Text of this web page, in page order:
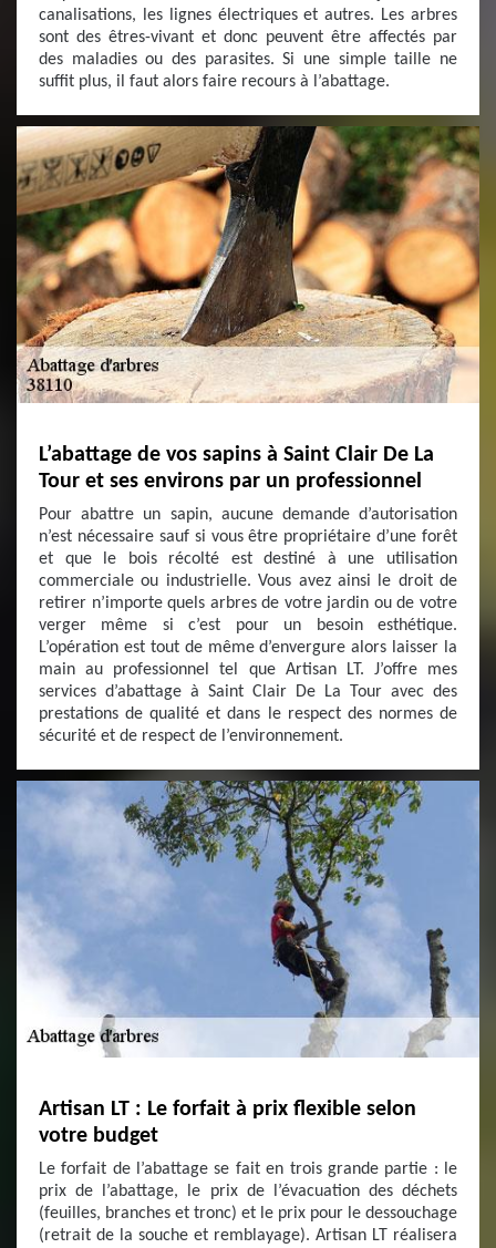
canalisations, les lignes électriques et autres. Les arbres
sont des êtres-vivant et donc peuvent être affectés par
des maladies ou des parasites. Si une simple taille ne
suffit plus, il faut alors faire recours à l’abattage.
L’abattage de vos sapins à Saint Clair De La
Tour et ses environs par un professionnel
Pour abattre un sapin, aucune demande d’autorisation
n’est nécessaire sauf si vous être propriétaire d’une forêt
et que le bois récolté est destiné à une utilisation
commerciale ou industrielle. Vous avez ainsi le droit de
retirer n’importe quels arbres de votre jardin ou de votre
verger même si c’est pour un besoin esthétique.
L’opération est tout de même d’envergure alors laisser la
main au professionnel tel que Artisan LT. J’offre mes
services d’abattage à Saint Clair De La Tour avec des
prestations de qualité et dans le respect des normes de
sécurité et de respect de l’environnement.
Artisan LT : Le forfait à prix flexible selon
votre budget
Le forfait de l’abattage se fait en trois grande partie : le
prix de l’abattage, le prix de l’évacuation des déchets
(feuilles, branches et tronc) et le prix pour le dessouchage
(retrait de la souche et remblayage). Artisan LT réalisera